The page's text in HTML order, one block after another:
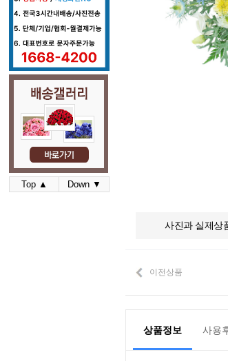
Top ▲ Down ▼
사진과 실제상
이전상품
상품정보 사용